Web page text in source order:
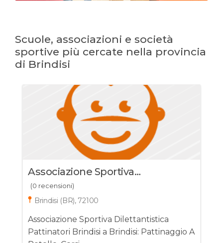
Scuole, associazioni e società
sportive più cercate nella provincia
di Brindisi
Associazione Sportiva
Dilettantistica Pattinatori Brindisi
(0 recensioni)
Brindisi (BR), 72100
Associazione Sportiva Dilettantistica
Pattinatori Brindisi a Brindisi: Pattinaggio A